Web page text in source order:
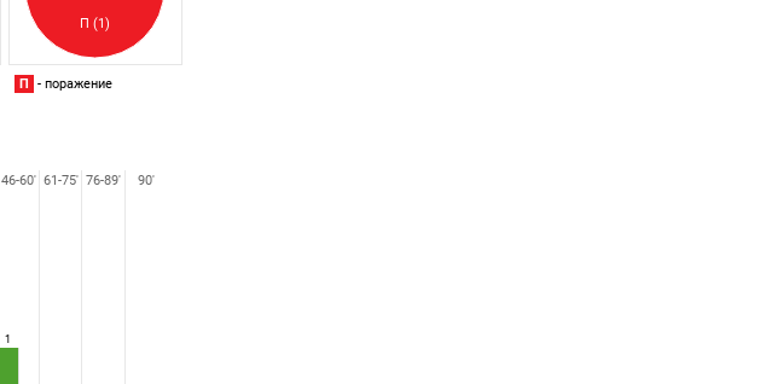
П (1)
П - поражение
1
46-60' 61-75' 76-89' 90'